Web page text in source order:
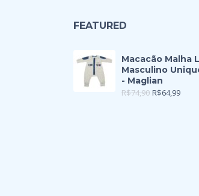
FEATURED
Macacão Malha
Masculino
- Maglian
R$74,90 R$64,99